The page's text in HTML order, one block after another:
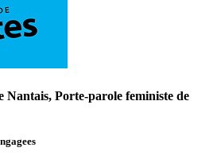
Porte-parole feministe de